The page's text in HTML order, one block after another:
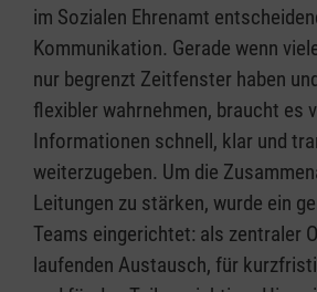
im Sozialen Ehrenamt
Kommunikation. Gerade wenn
nur begrenzt Zeitfenster haben
flexibler wahrnehmen, braucht es
Informationen schnell, klar und
weiterzugeben. Um die
Leitungen zu stärken, wurde ein
Teams eingerichtet: als zentraler
laufenden Austausch, für